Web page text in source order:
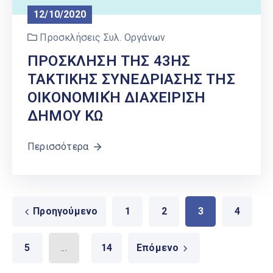
12/10/2020
Προσκλήσεις Συλ. Οργάνων
ΠΡΟΣΚΛΗΣΗ ΤΗΣ 43ΗΣ
ΤΑΚΤΙΚΗΣ ΣΥΝΕΔΡΙΑΣΗΣ ΤΗΣ
ΟΙΚΟΝΟΜΙΚΉ ΔΙΑΧΕΙΡΙΣΗ
ΔΗΜΟΥ ΚΩ
Περισσότερα
Προηγούμενο 1 2 3 4
5 ... 14 Επόμενο